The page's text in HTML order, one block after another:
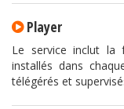
Player
Le service inclut la
installés dans
télégérés et